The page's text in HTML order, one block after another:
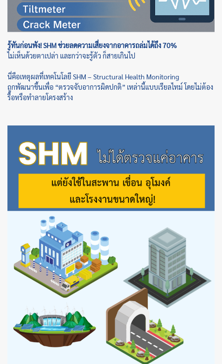
รู้ทันก่อนพัง! SHM ช่วยลดความเสี่ยงจากอาคารถล่มได้ถึง 70%
ไม่เห็นด้วยตาเปล่า และกว่าจะรู้ตัว ก็สายเกินไป
นี่คือเหตุผลที่เทคโนโลยี SHM – Structural Health Monitoring
ถูกพัฒนาขึ้นเพื่อ “ตรวจจับอาการผิดปกติ” เหล่านี้แบบเรียลไทม์ โดยไม่ต้อง
รื้อหรือทำลายโครงสร้าง